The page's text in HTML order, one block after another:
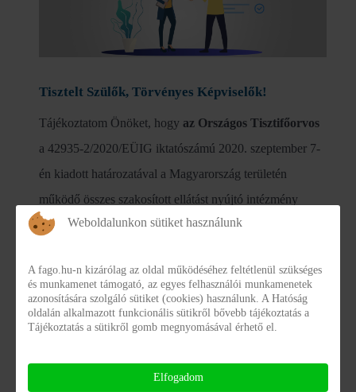
Tisztelt Szülők, Törvényes Képviselők!
Tájékoztatom Önöket, hogy az Országos Tisztifőorvos
a 42935-2/2020/EÜIG iktatószámú 2020. szeptember 7-
én kiadott határozatával a Magyarország területén
működő összes szakosított ellátást nyújtó intézmény
vonatkozásábanlátogatási és intézmény elhagyási
Weboldalunkon sütiket használunk
A fago.hu-n kizárólag az oldal működéséhez feltétlenül szükséges
és munkamenet támogató, az egyes felhasználói munkamenetek
azonosítására szolgáló sütiket (cookies) használunk. A Hatóság
oldalán alkalmazott funkcionális sütikről bővebb tájékoztatás a
Tájékoztatás a sütikről gomb megnyomásával érhető el.
Elfogadom